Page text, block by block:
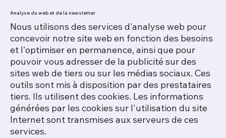
Analyse du web et de la newsletter
Nous utilisons des services d'analyse web pour
concevoir notre site web en fonction des besoins
et l'optimiser en permanence, ainsi que pour
pouvoir vous adresser de la publicité sur des
sites web de tiers ou sur les médias sociaux. Ces
outils sont mis à disposition par des prestataires
tiers. Ils utilisent des cookies. Les informations
générées par les cookies sur l'utilisation du site
Internet sont transmises aux serveurs de ces
services.